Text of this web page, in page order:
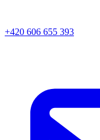
+420 606 655 393